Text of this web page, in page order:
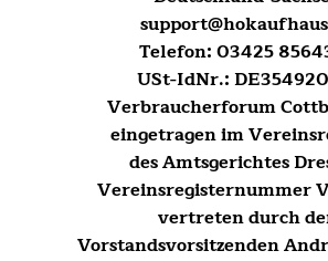
Telefon: 03425
USt-IdNr.:
Verbraucherforum
eingetragen im
des Amtsgerichtes
Vereinsregisternummer
vertreten durch
Vorstandsvorsitzenden